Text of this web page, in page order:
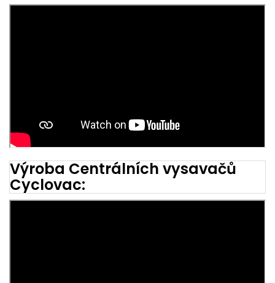
Výroba Centrálních vysavačů
Cyclovac: